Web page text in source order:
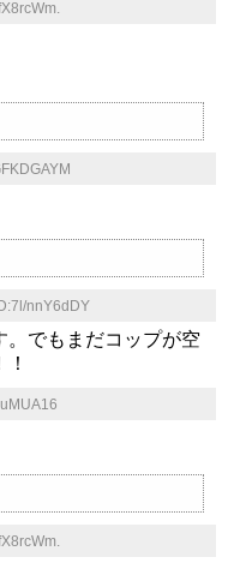
ID:7l/nnY6dDY
。でもまだコップが空